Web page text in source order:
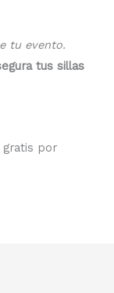
tu evento.
tus sillas
gratis por